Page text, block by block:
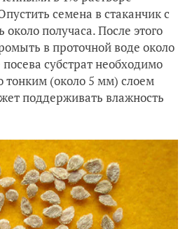
семена в стаканчик с
получаса. После этого
в проточной воде около
субстрат необходимо
тонким (около 5 мм) слоем
поддерживать влажность